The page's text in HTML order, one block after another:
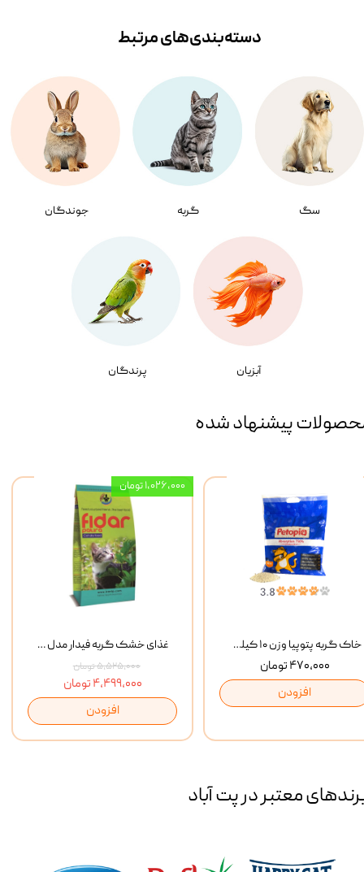
سگ گربه جوندگان
آبزیان پرندگان
دسته‌بندی‌‌های مرتبط
پیشنهاد شده
غذای خشک گربه فیدار مدل Adult وزن 10 کیلوگرم
۵,۵۲۵,۰۰۰ تومان
۴,۴۹۹,۰۰۰ تومان
افزودن
۱,۰۲۶,۰۰۰ تومان
خاک گربه پتوپیا وزن ۱۰ کیلوگرم
۴۷۰,۰۰۰ تومان
افزودن
معتبر در پت آباد